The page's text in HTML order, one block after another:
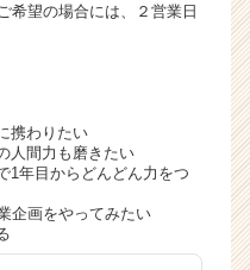
希望の場合には、２営業日
携わりたい
人間力も磨きたい
1年目からどんどん力をつ
企画をやってみたい